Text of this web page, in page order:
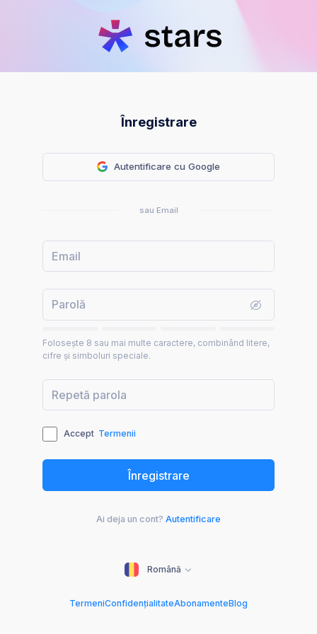
Înregistrare
Autentificare cu Google
sau Email
Folosește 8 sau mai multe caractere, combinând litere,
cifre și simboluri speciale.
Accept Termenii
Ai deja un cont? Autentificare
Română
TermeniConfidențialitateAbonamenteBlog